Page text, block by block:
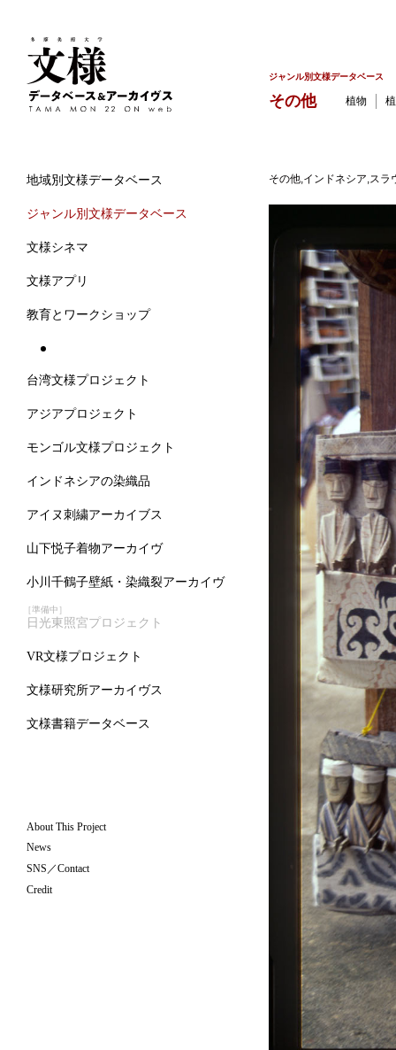
地域別文様データベース
ジャンル別文様データベース
文様シネマ
文様アプリ
教育とワークショップ
台湾文様プロジェクト
アジアプロジェクト
モンゴル文様プロジェクト
インドネシアの染織品
アイヌ刺繍アーカイブス
山下悦子着物アーカイヴ
小川千鶴子壁紙・染織裂アーカイヴ
［準備中］
日光東照宮プロジェクト
VR文様プロジェクト
文様研究所アーカイヴス
文様書籍データベース
About This Project
News
SNS／Contact
Credit
ジャンル別文様データベース
その他 植物
その他,インドネシア,ス